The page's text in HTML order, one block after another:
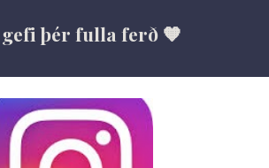
gefi þér fulla ferð 🧡